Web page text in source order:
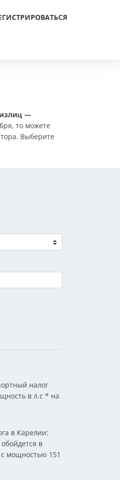
—
то можете
Выберите
налог
в л.с * на
в Карелии:
в
мощностью 151